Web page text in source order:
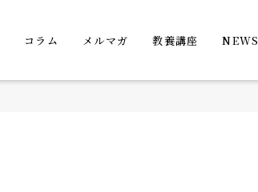
コラム メルマガ 教養講座 NEWS